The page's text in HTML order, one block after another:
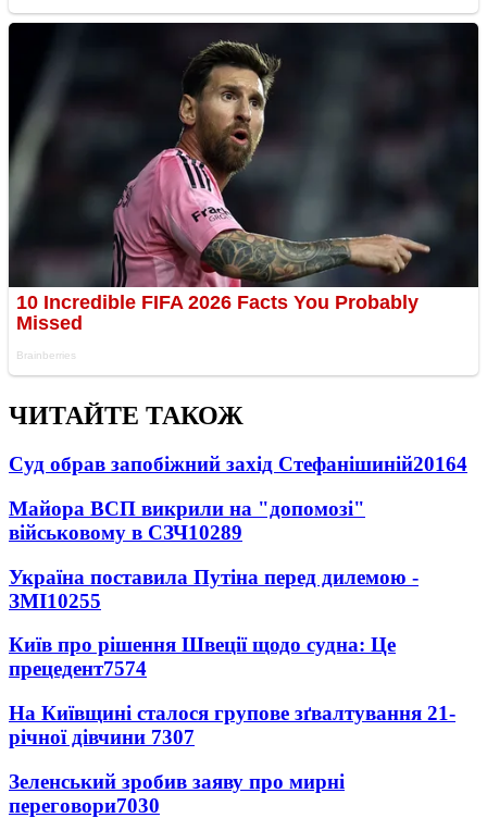
ЧИТАЙТЕ ТАКОЖ
Суд обрав запобіжний захід Стефанішиній20164
Майора ВСП викрили на "допомозі"
військовому в СЗЧ10289
Україна поставила Путіна перед дилемою -
ЗМІ10255
Київ про рішення Швеції щодо судна: Це
прецедент7574
На Київщині сталося групове зґвалтування 21-
річної дівчини 7307
Зеленський зробив заяву про мирні
переговори7030